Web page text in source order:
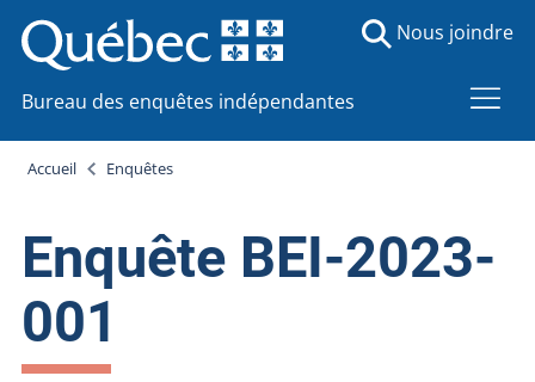
Bureau des enquêtes indépendantes
Nous joindre
Accueil Enquêtes
Enquête BEI-2023-
001